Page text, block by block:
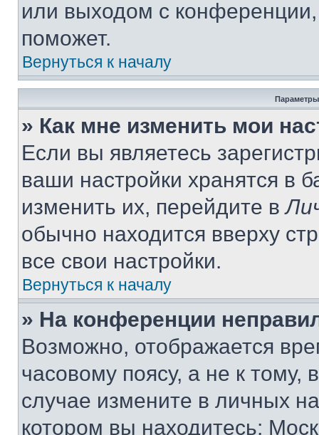
или выходом с
поможет.
Вернуться к началу
Параметры
» Как мне изменить мои
Если вы являетесь
ваши настройки хранятся в
изменить их, перейдите в
обычно находится вверху
все свои настройки.
Вернуться к началу
» На конференции
Возможно, отображается
часовому поясу, а не к тому,
случае измените в личных
котором вы находитесь: